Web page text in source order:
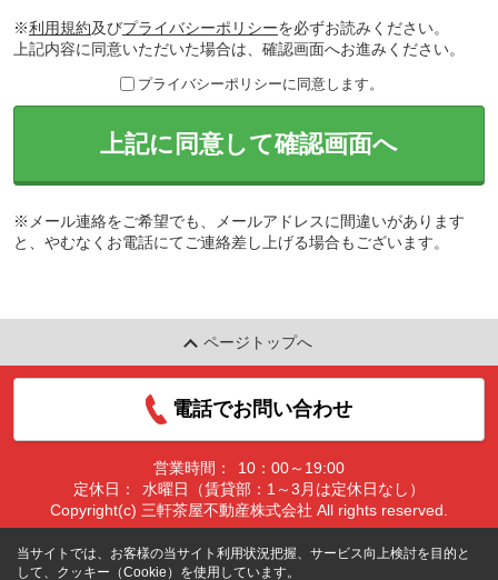
※利用規約及びプライバシーポリシーを必ずお読みください。
上記内容に同意いただいた場合は、確認画面へお進みください。
プライバシーポリシーに同意します。
上記に同意して確認画面へ
※メール連絡をご希望でも、メールアドレスに間違いがあります
と、やむなくお電話にてご連絡差し上げる場合もございます。
ページトップへ
電話でお問い合わせ
営業時間：
10：00～19:00
定休日：
水曜日（賃貸部：1～3月は定休日なし）
Copyright(c) 三軒茶屋不動産株式会社 All rights reserved.
当サイトでは、お客様の当サイト利用状況把握、サービス向上検討を目的と
して、クッキー（Cookie）を使用しています。